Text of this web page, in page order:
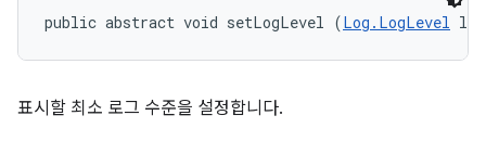
public abstract void setLogLevel (Log.LogLevel
표시할 최소 로그 수준을 설정합니다.